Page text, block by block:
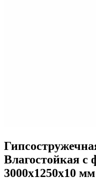
Влагостойкая с
3000х1250х10